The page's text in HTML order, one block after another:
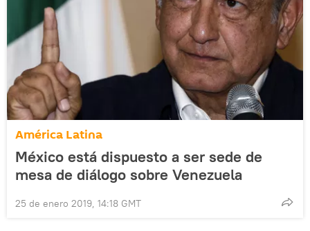
América Latina
México está dispuesto a ser sede de
mesa de diálogo sobre Venezuela
25 de enero 2019, 14:18 GMT